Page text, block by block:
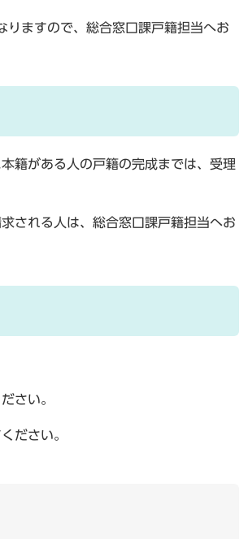
りますので、総合窓口課戸籍担当へお
籍がある人の戸籍の完成までは、受理
される人は、総合窓口課戸籍担当へお
さい。
ださい。